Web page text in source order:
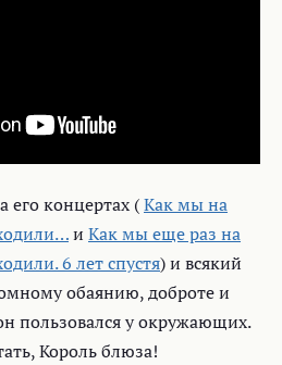
его концертах (Как мы на
и Как мы еще раз на
6 лет спустя) и всякий
обаянию, доброте и
пользовался у окружающих.
Король блюза!